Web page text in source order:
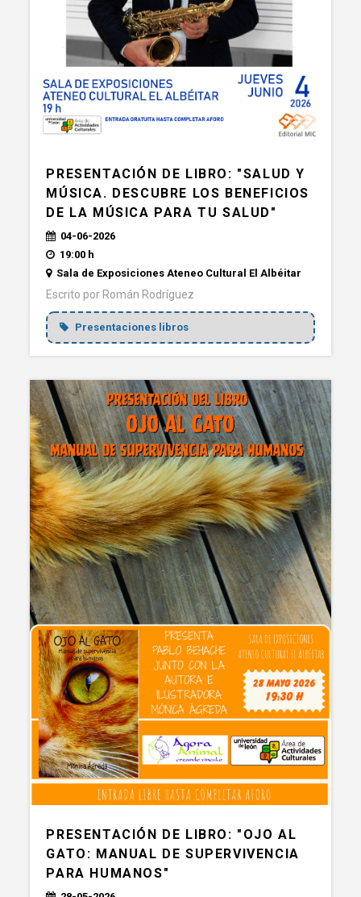
PRESENTACIÓN DE LIBRO: "SALUD Y
MÚSICA. DESCUBRE LOS BENEFICIOS
DE LA MÚSICA PARA TU SALUD"
04-06-2026
19:00 h
Sala de Exposiciones Ateneo Cultural El Albéitar
Escrito por Román Rodríguez
Presentaciones libros
PRESENTACIÓN DE LIBRO: "OJO AL
GATO: MANUAL DE SUPERVIVENCIA
PARA HUMANOS"